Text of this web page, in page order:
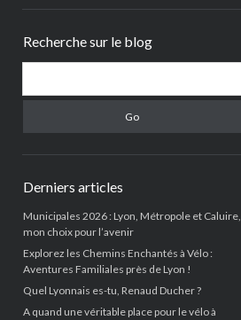
Recherche sur le blog
Derniers articles
Municipales 2026 : Lyon, Métropole et Caluire,
mon choix pour l’avenir
Explorez les Chemins Enchantés à Vélo :
Aventures Familiales près de Lyon !
Quel Lyonnais es-tu, Renaud Ducher ?
A quand une véritable place pour le vélo à